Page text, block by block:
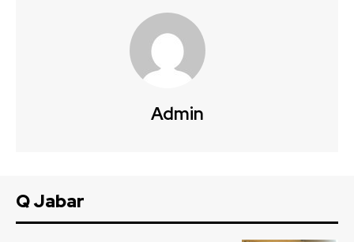
Admin
Q Jabar